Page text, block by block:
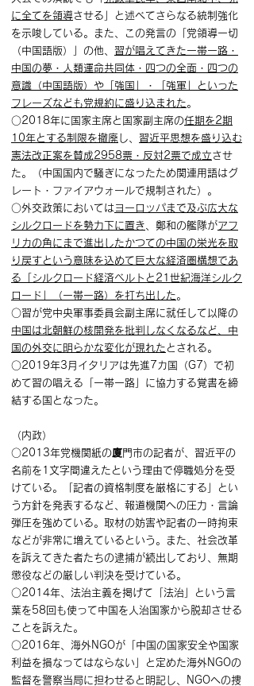
に全てを領導させる」と述べてさらなる統制強化
を示唆している。また、この発言の「党領導一切
（中国語版）」の他、 習が唱えてきた一帯一路・
中国の夢・人類運命共同体・四つの全面・四つの
意識（中国語版）や「強国」・「強軍」といった
フレーズなども党規約に盛り込まれた。
○2018年に国家主席と国家副主席の任期を2期
10年とする制限を撤廃し、 習近平思想を盛り込む
憲法改正案を賛成2958票・反対2票で成立させ
た。（中国国内で騒ぎになったため関連用語はグ
レート・ファイアウォールで規制された）。
○外交政策においてはヨーロッパまで及ぶ広大な
シルクロードを勢力下に置き 、鄭和の艦隊がアフ
リカの角にまで進出したかつての中国の栄光を取
り戻すという意味を込めて巨大な経済圏構想であ
る「シルクロード経済ベルトと21世紀海洋シルク
ロード」（一帯一路）を打ち出した。
○習が党中央軍事委員会副主席に就任して以降の
中国は北朝鮮の核開発を批判しなくなるなど、中
国の外交に明らかな変化が現れた とされる。
○2019年3月イタリアは先進7カ国（G7）で初
めて習の唱える「一帯一路」に協力する覚書を締
結する国となった。
（内政）
○2013年党機関紙の廈門市の記者が、習近平の
名前を1文字間違えたという理由で停職処分を受
けている。「記者の資格制度を厳格にする」とい
う方針を発表するなど、報道機関への圧力・言論
弾圧を強めている。取材の妨害や記者の一時拘束
などが非常に増えているという。また、社会改革
を訴えてきた者たちの逮捕が続出しており、無期
懲役などの厳しい判決を受けている。
○2014年、法治主義を掲げて「法治」という言
葉を58回も使って中国を人治国家から脱却させる
ことを訴えた。
○2016年、海外NGOが「中国の国家安全や国家
利益を損なってはならない」と定めた海外NGOの
監督を警察当局に担わせると明記し、NGOへの捜